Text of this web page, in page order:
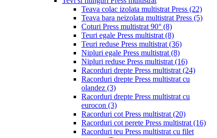
Teava colac izolata multistrat Press (22)
Teava bara neizolata multistrat Press (5)
Coturi Press multistrat 90° (8)
Teuri egale Press multistrat (8)
Teuri reduse Press multistrat (36)
Nipluri egale Press multistrat (8)
Nipluri reduse Press multistrat (16)
Racorduri drepte Press multistrat (24)
Racorduri drepte Press multistrat cu
olandez (3)
Racorduri drepte Press multistrat cu
eurocon (3)
Racorduri cot Press multistrat (20)
Racorduri cot perete Press multistrat (16)
Racorduri teu Press multistrat cu filet